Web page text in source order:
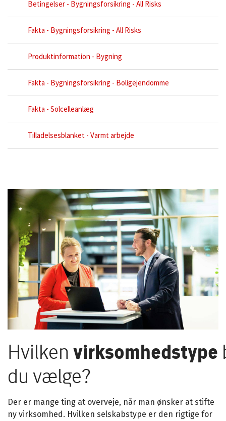
Betingelser - Bygningsforsikring - All Risks
Fakta - Bygningsforsikring - All Risks
Produktinformation - Bygning
Fakta - Bygningsforsikring - Boligejendomme
Fakta - Solcelleanlæg
Tilladelsesblanket - Varmt arbejde
Hvilken virksomhedstype
du vælge?
Der er mange ting at overveje, når man ønsker at stifte
ny virksomhed. Hvilken selskabstype er den rigtige for